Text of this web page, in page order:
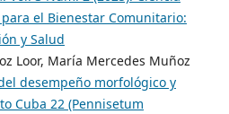
el Bienestar Comunitario:
y Salud
Loor, María Mercedes Muñoz
desempeño morfológico y
Cuba 22 (Pennisetum